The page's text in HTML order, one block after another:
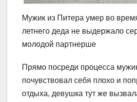
Мужик из Питера умер во
летнего деда не выдержало
молодой партнерше
Прямо посреди процесса
почувствовал себя плохо и
отдыха, девушка тут же